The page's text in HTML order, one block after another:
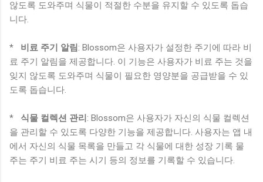
않도록 도와주며 식물이 적절한 수분을 유지할 수 있도록 돕습
니다.
* 비료 주기 알림 : Blossom은 사용자가 설정한 주기에 따라 비
료 주기 알림을 제공합니다. 이 기능은 사용자가 비료 주는 것을
잊지 않도록 도와주며 식물이 필요한 영양분을 공급받을 수 있
도록 돕습니다.
* 식물 컬렉션 관리 : Blossom은 사용자가 자신의 식물 컬렉션
을 관리할 수 있도록 다양한 기능을 제공합니다. 사용자는 앱 내
에서 자신의 식물 목록을 만들고 각 식물에 대한 성장 기록 물
주는 주기 비료 주는 시기 등의 정보를 기록할 수 있습니다.